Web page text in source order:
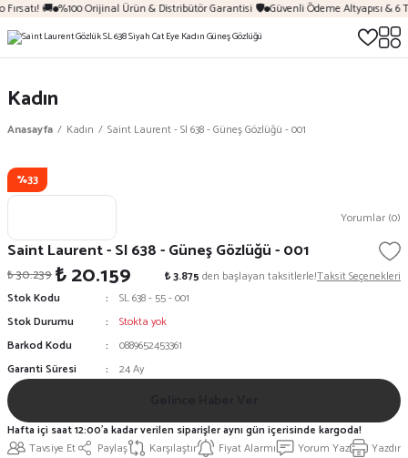
🚚 %100 Orijinal Ürün & Distribütör Garantisi 🛡️ Güvenli Ödeme Altyapısı & 6
Kadın
Anasayfa Kadın Saint Laurent - Sl 638 - Güneş Gözlüğü - 001
%33
Yorumlar (0)
Saint Laurent - Sl 638 - Güneş Gözlüğü - 001
₺ 30.239₺ 20.159 ₺ 3.875 den başlayan taksitlerle!Taksit Seçenekleri
Stok Kodu
SL 638 - 55 - 001
Stok Durumu
Stokta yok
Barkod Kodu
0889652453361
Garanti Süresi
24 Ay
Tavsiye Et Paylaş Karşılaştır Fiyat Alarmı Yorum Yaz Yazdır
Hafta içi saat 12:00'a kadar verilen siparişler aynı gün içerisinde kargoda!